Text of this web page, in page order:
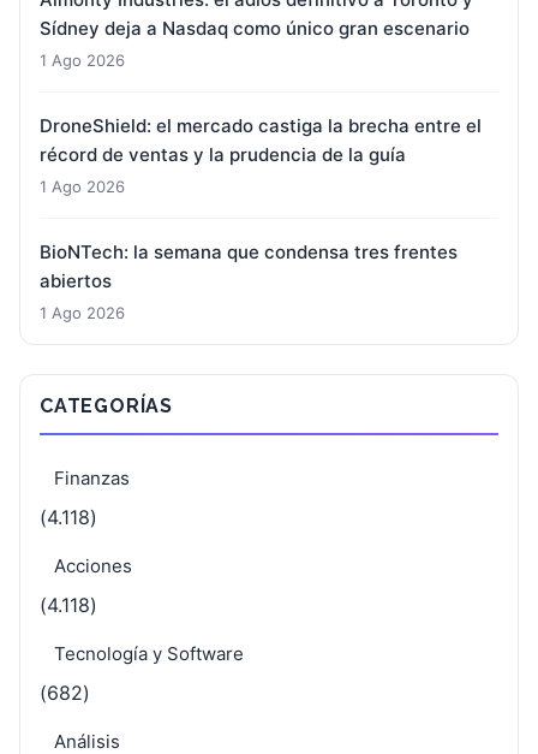
Sídney deja a Nasdaq como único gran escenario
1 Ago 2026
DroneShield: el mercado castiga la brecha entre el
récord de ventas y la prudencia de la guía
1 Ago 2026
BioNTech: la semana que condensa tres frentes
abiertos
1 Ago 2026
CATEGORÍAS
Finanzas
(4.118)
Acciones
(4.118)
Tecnología y Software
(682)
Análisis